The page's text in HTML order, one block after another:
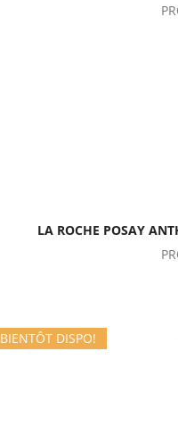
LA ROCHE POSAY
BIENTÔT DISPO!